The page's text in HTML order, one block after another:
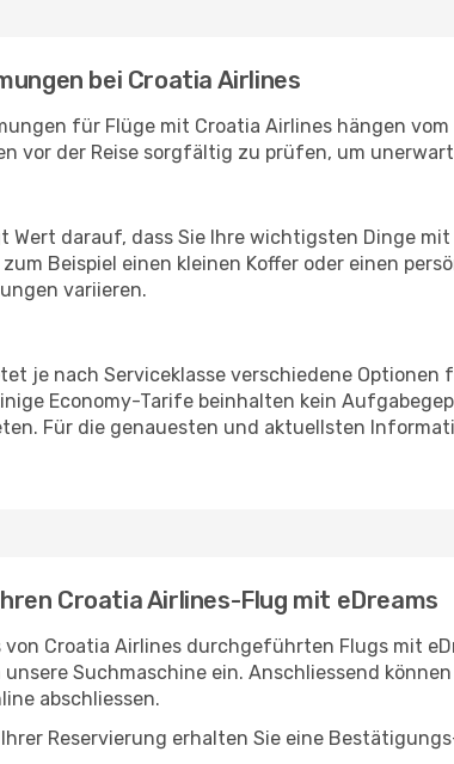
bei Croatia Airlines
für Flüge mit Croatia Airlines hängen
vor der Reise sorgfältig zu prüfen, um
Wert darauf, dass Sie Ihre wichtigsten Dinge
Beispiel einen kleinen Koffer oder einen
variieren.
je nach Serviceklasse verschiedene
Economy-Tarife beinhalten kein
Für die genauesten und aktuellsten
Croatia Airlines-Flug mit eDreams
von Croatia Airlines durchgeführten Flugs mit
unsere Suchmaschine ein. Anschliessend
abschliessen.
Reservierung erhalten Sie eine